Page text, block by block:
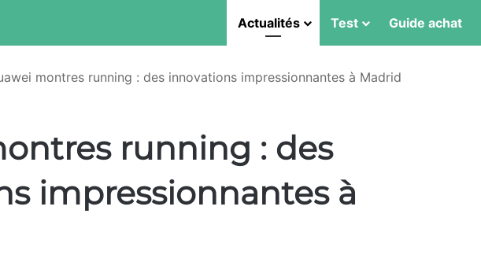
Actualités Test Guide achat
montres running : des innovations impressionnantes à Madrid
running : des
impressionnantes à